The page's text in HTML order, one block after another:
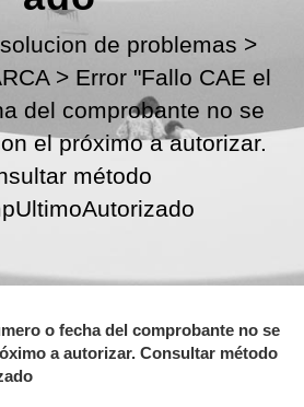
de problemas >
> Error "Fallo CAE el
del comprobante no se
el próximo a autorizar.
método
o fecha del comprobante no se
a autorizar. Consultar método